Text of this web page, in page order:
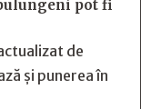
pot fi
de
și punerea în